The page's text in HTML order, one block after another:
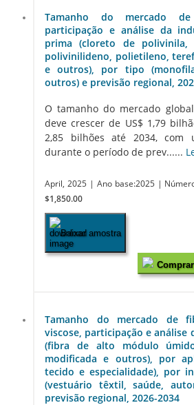
Tamanho do mercado
participação e análise da
prima (cloreto de
polivinilideno, polietileno,
e outros), por tipo
outros) e previsão regional,
O tamanho do mercado
deve crescer de US$ 1,79
2,85 bilhões até 2034, com
durante o período de prev......
April, 2025 | Ano base:2025 |
$1,850.00
Baixar amostra
Comprar
Tamanho do mercado de
viscose, participação e
(fibra de alto módulo
modificada e outros), por
tecido e especialidade), por
(vestuário têxtil, saúde,
previsão regional, 2026-2034